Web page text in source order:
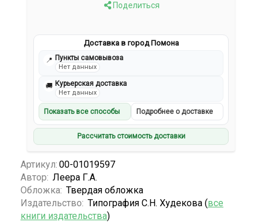
Поделиться
Доставка в город Помона
📍 Пункты самовывоза
Нет данных
🚚 Курьерская доставка
Нет данных
Показать все способы Подробнее о доставке
Рассчитать стоимость доставки
Артикул: 00-01019597
Автор: Леера Г.А.
Обложка: Твердая обложка
Издательство: Типография С.Н. Худекова (все
книги издательства)